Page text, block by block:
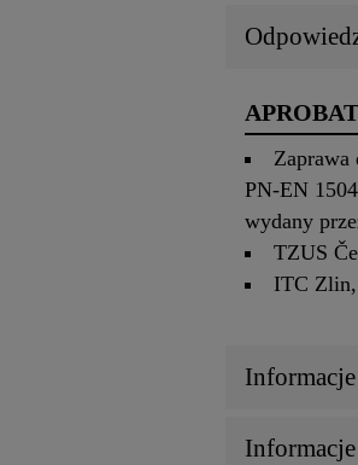
Zaprawa
PN-EN
wydany
TZUS
ITC Zlin,